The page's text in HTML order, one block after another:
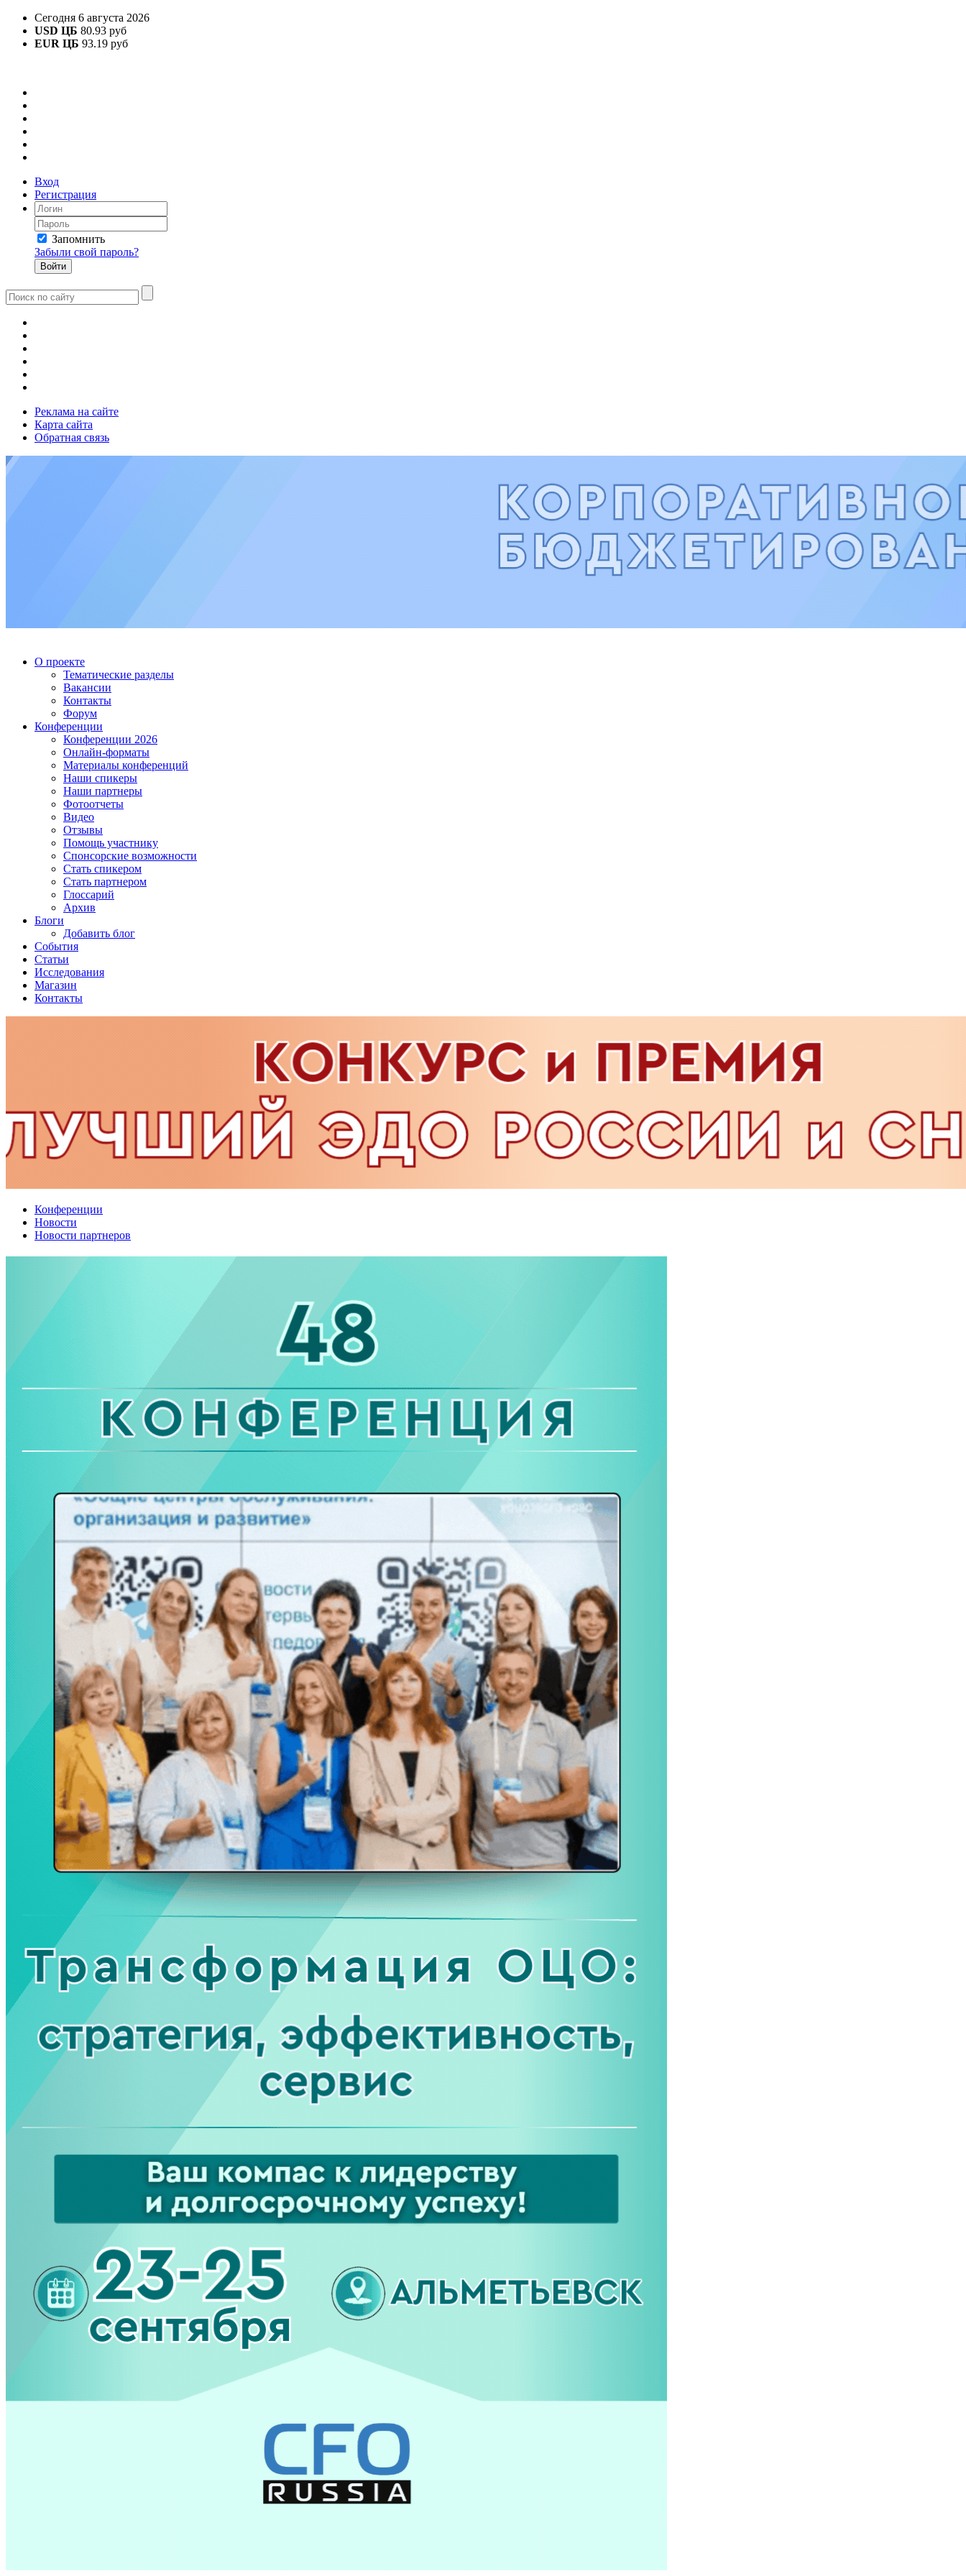
Сегодня 6 августа 2026
USD ЦБ 80.93 руб
EUR ЦБ 93.19 руб
Вход
Регистрация
Запомнить
Забыли свой пароль?
Реклама на сайте
Карта сайта
Обратная связь
О проекте
Тематические разделы
Вакансии
Контакты
Форум
Конференции
Конференции 2026
Онлайн-форматы
Материалы конференций
Наши спикеры
Наши партнеры
Фотоотчеты
Видео
Отзывы
Помощь участнику
Спонсорские возможности
Стать спикером
Стать партнером
Глоссарий
Архив
Блоги
Добавить блог
События
Статьи
Исследования
Магазин
Контакты
Конференции
Новости
Новости партнеров